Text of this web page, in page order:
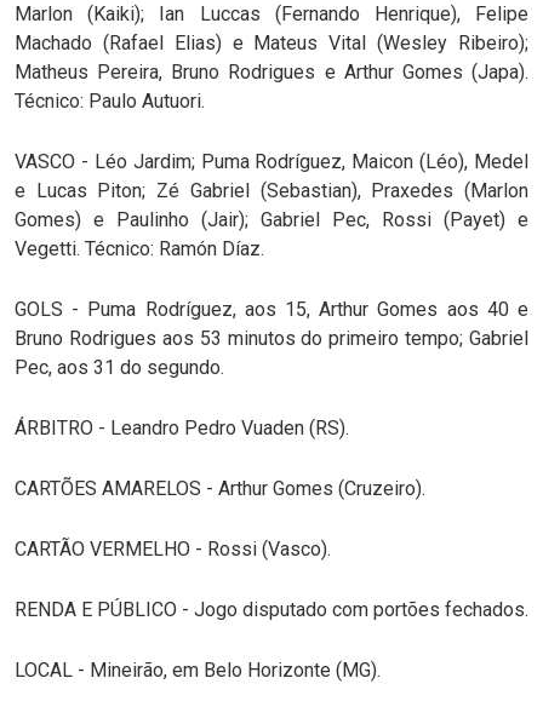
Marlon (Kaiki); Ian Luccas (Fernando Henrique), Felipe
Machado (Rafael Elias) e Mateus Vital (Wesley Ribeiro);
Matheus Pereira, Bruno Rodrigues e Arthur Gomes (Japa).
Técnico: Paulo Autuori.
VASCO - Léo Jardim; Puma Rodríguez, Maicon (Léo), Medel
e Lucas Piton; Zé Gabriel (Sebastian), Praxedes (Marlon
Gomes) e Paulinho (Jair); Gabriel Pec, Rossi (Payet) e
Vegetti. Técnico: Ramón Díaz.
GOLS - Puma Rodríguez, aos 15, Arthur Gomes aos 40 e
Bruno Rodrigues aos 53 minutos do primeiro tempo; Gabriel
Pec, aos 31 do segundo.
ÁRBITRO - Leandro Pedro Vuaden (RS).
CARTÕES AMARELOS - Arthur Gomes (Cruzeiro).
CARTÃO VERMELHO - Rossi (Vasco).
RENDA E PÚBLICO - Jogo disputado com portões fechados.
LOCAL - Mineirão, em Belo Horizonte (MG).